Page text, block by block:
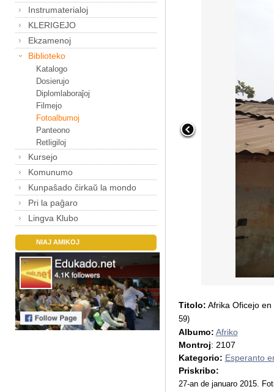
Instrumaterialoj
KLERIGEJO
Ekzamenoj
Biblioteko
Katalogo
Dosierujo
Diplomlaboraĵoj
Filmejo
Fotoalbumoj
Panteono
Retligiloj
Kursejo
Komunumo
Kunpaŝado ĉirkaŭ la mondo
Pri la paĝaro
Lingva Klubo
NIAJ AMIKOJ
Titolo: Afrika Oficejo
59)
Albumo: Afriko
Montroj: 2107
Kategorio: Esperanto
Priskribo:
27-an de januaro 2015.